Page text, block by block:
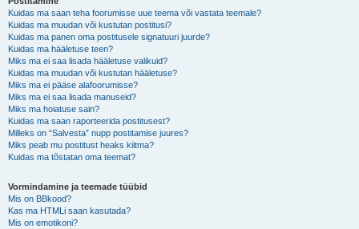
Kuidas ma saan teha foorumisse uue teema või vastata teemale?
Kuidas ma muudan või kustutan postitusi?
Kuidas ma panen oma postitusele signatuuri juurde?
Kuidas ma hääletuse teen?
Miks ma ei saa lisada hääletuse valikuid?
Kuidas ma muudan või kustutan hääletuse?
Miks ma ei pääse alafoorumisse?
Miks ma ei saa lisada manuseid?
Miks ma hoiatuse sain?
Kuidas ma saan raporteerida postitusest?
Milleks on “Salvesta” nupp postitamise juures?
Miks peab mu postitust heaks kiitma?
Kuidas ma tõstatan oma teemat?
Vormindamine ja teemade tüübid
Mis on BBkood?
Kas ma HTMLi saan kasutada?
Mis on emotikoni?